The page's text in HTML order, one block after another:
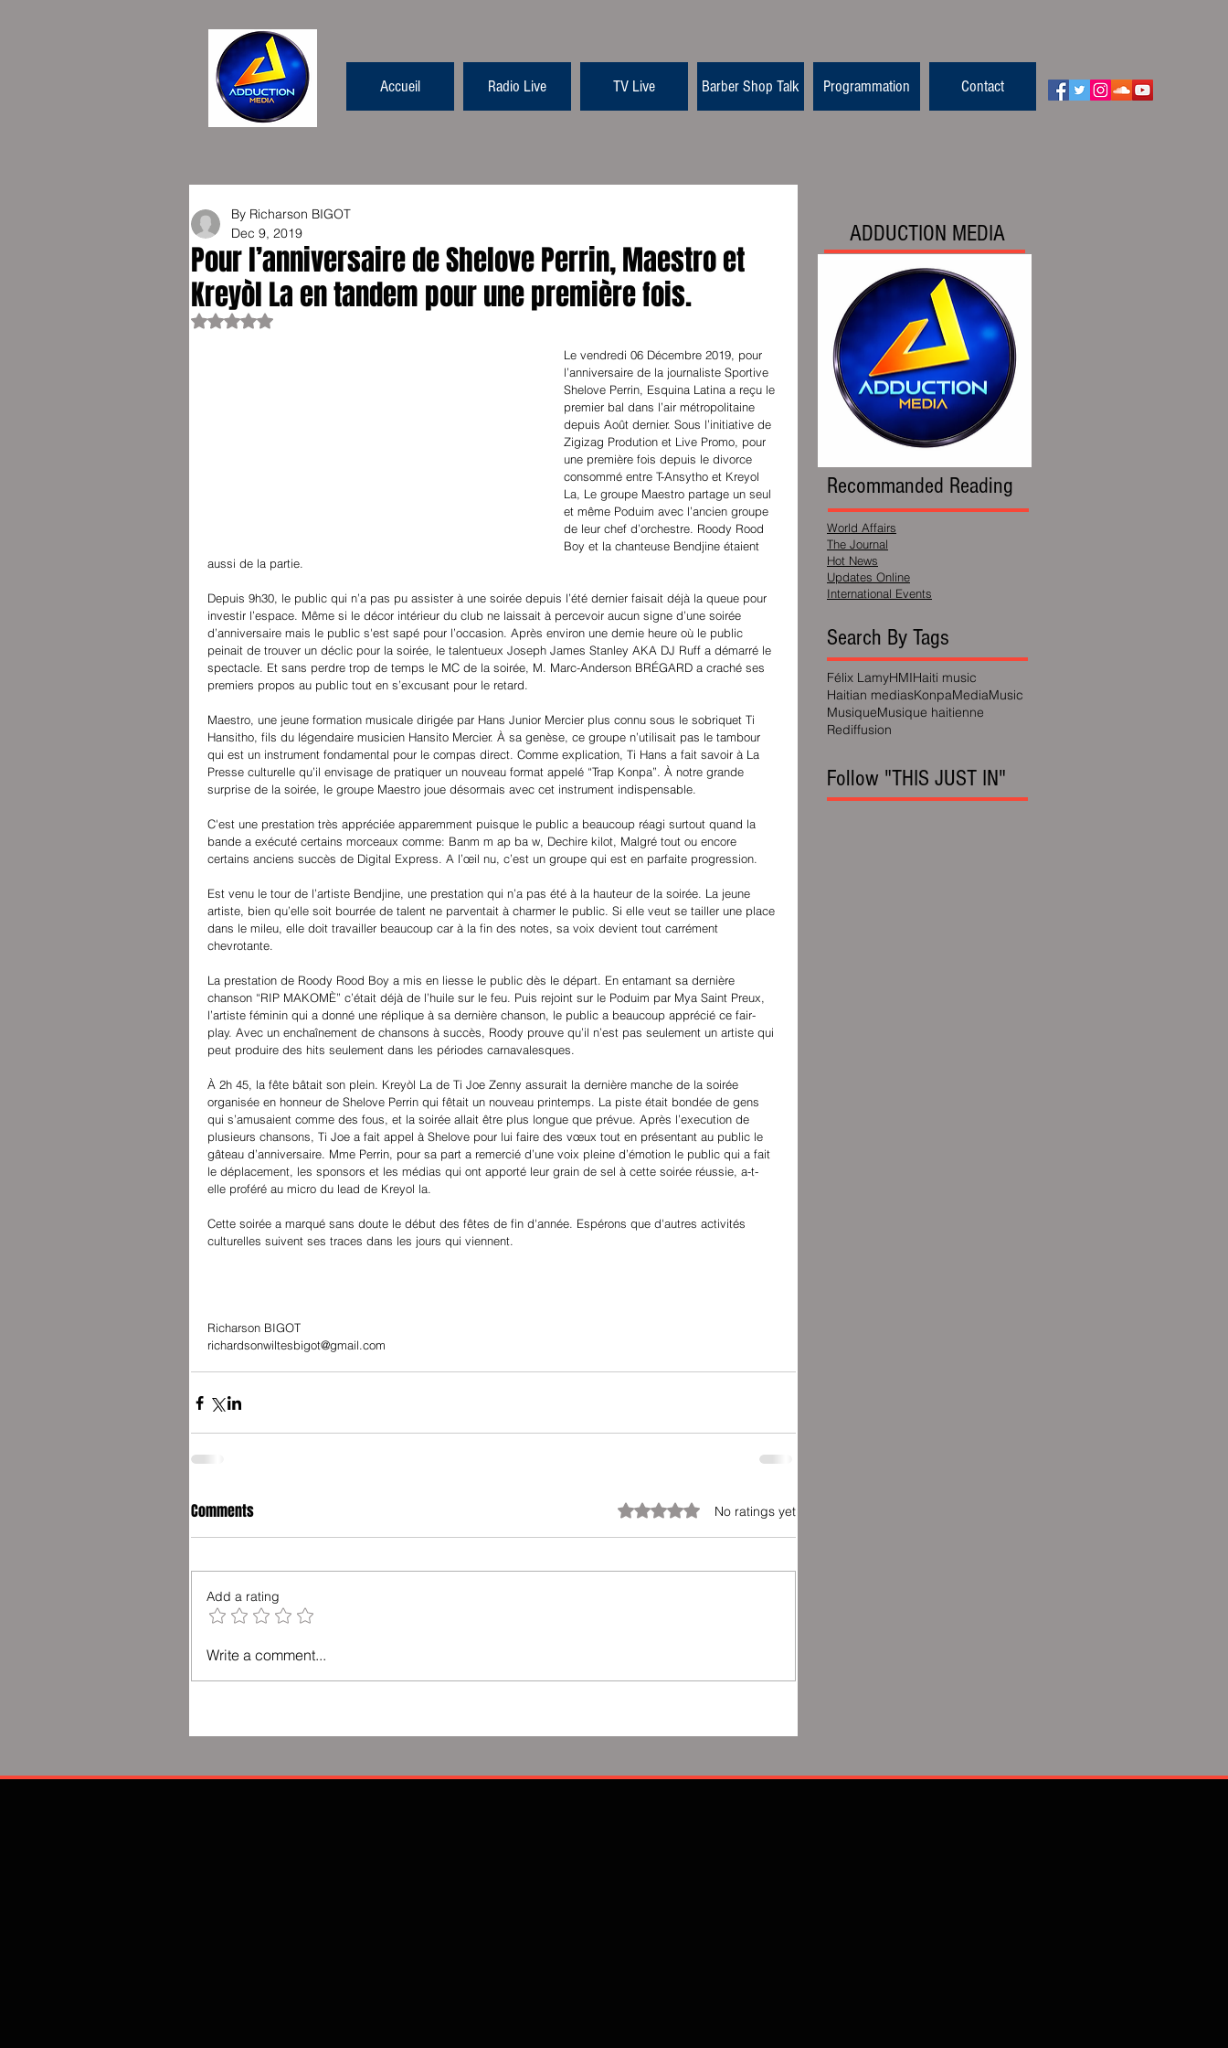
Accueil Radio Live TV Live Barber Shop Talk Programmation Contact
Pour l’anniversaire de Shelove Perrin, Maestro et
Kreyòl La en tandem pour une première fois.
By Richarson BIGOT
Dec 9, 2019
Rated NaN out of 5 stars.
Le vendredi 06 Décembre 2019, pour
l’anniversaire de la journaliste Sportive
Shelove Perrin, Esquina Latina a reçu le
premier bal dans l’air métropolitaine
depuis Août dernier. Sous l’initiative de
Zigizag Prodution et Live Promo, pour
une première fois depuis le divorce
consommé entre T-Ansytho et Kreyol
La, Le groupe Maestro partage un seul
et même Poduim avec l’ancien groupe
de leur chef d’orchestre. Roody Rood
Boy et la chanteuse Bendjine étaient
aussi de la partie.
Depuis 9h30, le public qui n’a pas pu assister à une soirée depuis l’été dernier faisait déjà la queue pour
investir l’espace. Même si le décor intérieur du club ne laissait à percevoir aucun signe d’une soirée
d’anniversaire mais le public s'est sapé pour l’occasion. Après environ une demie heure où le public
peinait de trouver un déclic pour la soirée, le talentueux Joseph James Stanley AKA DJ Ruff a démarré le
spectacle. Et sans perdre trop de temps le MC de la soirée, M. Marc-Anderson BRÉGARD a craché ses
premiers propos au public tout en s’excusant pour le retard.
Maestro, une jeune formation musicale dirigée par Hans Junior Mercier plus connu sous le sobriquet Ti
Hansitho, fils du légendaire musicien Hansito Mercier. À sa genèse, ce groupe n’utilisait pas le tambour
qui est un instrument fondamental pour le compas direct. Comme explication, Ti Hans a fait savoir à La
Presse culturelle qu’il envisage de pratiquer un nouveau format appelé “Trap Konpa”. À notre grande
surprise de la soirée, le groupe Maestro joue désormais avec cet instrument indispensable.
C'est une prestation très appréciée apparemment puisque le public a beaucoup réagi surtout quand la
bande a exécuté certains morceaux comme: Banm m ap ba w, Dechire kilot, Malgré tout ou encore
certains anciens succès de Digital Express. A l’œil nu, c’est un groupe qui est en parfaite progression.
Est venu le tour de l’artiste Bendjine, une prestation qui n’a pas été à la hauteur de la soirée. La jeune
artiste, bien qu’elle soit bourrée de talent ne parventait à charmer le public. Si elle veut se tailler une place
dans le mileu, elle doit travailler beaucoup car à la fin des notes, sa voix devient tout carrément
chevrotante.
La prestation de Roody Rood Boy a mis en liesse le public dès le départ. En entamant sa dernière
chanson “RIP MAKOMÈ” c’était déjà de l’huile sur le feu. Puis rejoint sur le Poduim par Mya Saint Preux,
l’artiste féminin qui a donné une réplique à sa dernière chanson, le public a beaucoup apprécié ce fair-
play. Avec un enchaînement de chansons à succès, Roody prouve qu’il n’est pas seulement un artiste qui
peut produire des hits seulement dans les périodes carnavalesques.
À 2h 45, la fête bâtait son plein. Kreyòl La de Ti Joe Zenny assurait la dernière manche de la soirée
organisée en honneur de Shelove Perrin qui fêtait un nouveau printemps. La piste était bondée de gens
qui s’amusaient comme des fous, et la soirée allait être plus longue que prévue. Après l’execution de
plusieurs chansons, Ti Joe a fait appel à Shelove pour lui faire des vœux tout en présentant au public le
gâteau d’anniversaire. Mme Perrin, pour sa part a remercié d’une voix pleine d’émotion le public qui a fait
le déplacement, les sponsors et les médias qui ont apporté leur grain de sel à cette soirée réussie, a-t-
elle proféré au micro du lead de Kreyol la.
Cette soirée a marqué sans doute le début des fêtes de fin d'année. Espérons que d'autres activités
culturelles suivent ses traces dans les jours qui viennent.
Richarson BIGOT
richardsonwiltesbigot@gmail.com
Comments Rated 0 out of 5 stars.No ratings yet
Add a rating
Write a comment...
ADDUCTION MEDIA
Recommanded Reading
World Affairs
The Journal
Hot News
Updates Online
International Events
Search By Tags
Félix LamyHMIHaiti music
Haitian mediasKonpaMediaMusic
MusiqueMusique haitienne
Rediffusion
Follow "THIS JUST IN"